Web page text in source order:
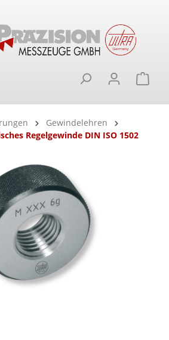
Gewindelehren
Regelgewinde DIN ISO 1502